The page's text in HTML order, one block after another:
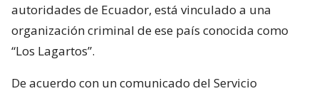
autoridades de Ecuador, está vinculado a una
organización criminal de ese país conocida como
“Los Lagartos”.
De acuerdo con un comunicado del Servicio